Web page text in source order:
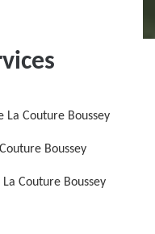
Couture Boussey
Boussey
Couture Boussey